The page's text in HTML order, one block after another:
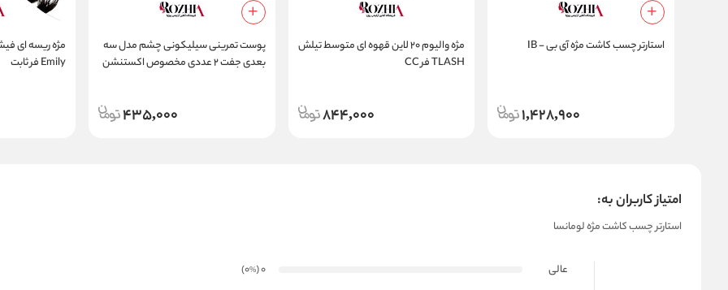
استارتر چسب کاشت مژه آی بی - IB
1,428,900
مژه والیوم ۲۰ لاین قهوه ای متوسط تیلش
TLASH فر CC
844,000
پوست تمرینی سیلیکونی چشم مدل سه
بعدی جفت ۲ عددی مخصوص اکستنشن
435,000
مژه ریسه ای
Emily فر ثابت
امتیاز کاربران به:
استارتر چسب کاشت مژه لومانسا
عالی 0
(0
%
)